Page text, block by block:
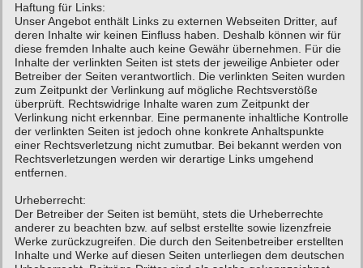
Haftung für Links:
Unser Angebot enthält Links zu externen Webseiten Dritter, auf
deren Inhalte wir keinen Einfluss haben. Deshalb können wir für
diese fremden Inhalte auch keine Gewähr übernehmen. Für die
Inhalte der verlinkten Seiten ist stets der jeweilige Anbieter oder
Betreiber der Seiten verantwortlich. Die verlinkten Seiten wurden
zum Zeitpunkt der Verlinkung auf mögliche Rechtsverstöße
überprüft. Rechtswidrige Inhalte waren zum Zeitpunkt der
Verlinkung nicht erkennbar. Eine permanente inhaltliche Kontrolle
der verlinkten Seiten ist jedoch ohne konkrete Anhaltspunkte
einer Rechtsverletzung nicht zumutbar. Bei bekannt werden von
Rechtsverletzungen werden wir derartige Links umgehend
entfernen.
Urheberrecht:
Der Betreiber der Seiten ist bemüht, stets die Urheberrechte
anderer zu beachten bzw. auf selbst erstellte sowie lizenzfreie
Werke zurückzugreifen. Die durch den Seitenbetreiber erstellten
Inhalte und Werke auf diesen Seiten unterliegen dem deutschen